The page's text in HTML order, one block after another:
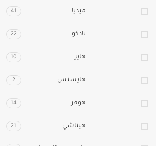
ميديا 41
نادكو 22
هاير 10
هايسنس 2
هوفر 14
هيتاشي 21